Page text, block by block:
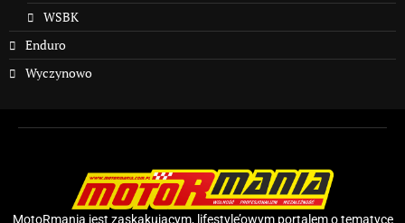
WSBK
Enduro
Wyczynowo
MotoRmania jest zaskakującym, lifestyle’owym portalem o tematyce